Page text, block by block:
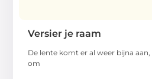
Versier je raam
De lente komt er al weer bijna
om